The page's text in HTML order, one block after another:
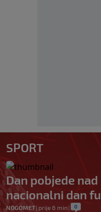
SPORT
Dan pobjede
nacionalni dan
NOGOMET| prije 6 min | 0